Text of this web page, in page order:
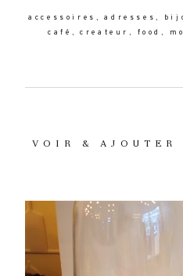
accessoires adresses
café createur food
VOIR & AJOUTER